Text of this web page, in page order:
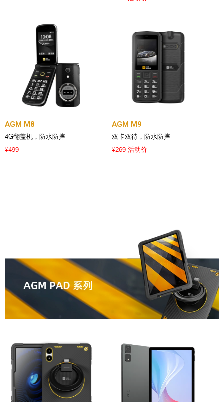
AGM M8
4G翻盖机，防水防摔
¥499
AGM M9
双卡双待，防水防摔
¥269 活动价